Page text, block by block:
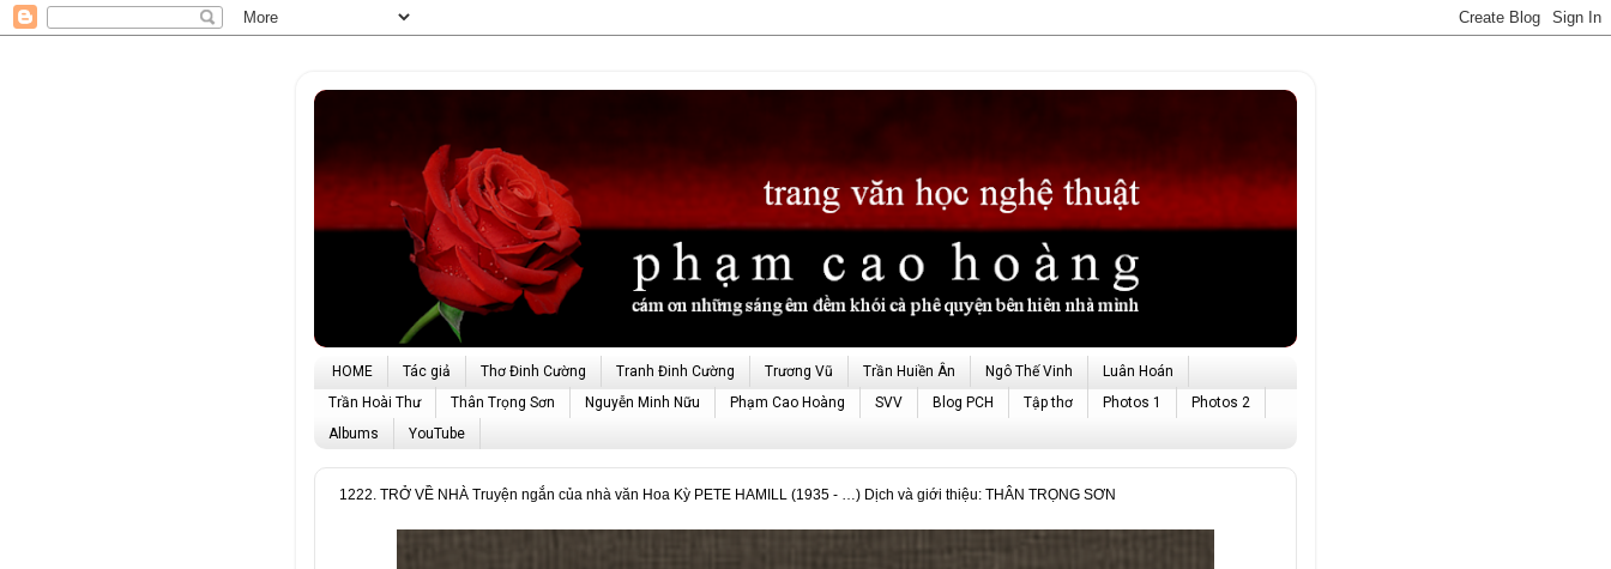
HOME Tác giả Thơ Đinh Cường Tranh Đinh Cường Trương Vũ Trần Huiền Ân Ngô Thế Vinh
Luân Hoán
Trần Hoài Thư
Thân Trọng Sơn Nguyễn Minh Nữu Phạm Cao Hoàng SVV Blog PCH Tập thơ Photos 1
Photos 2
Albums
YouTube
1222. TRỞ VỀ NHÀ Truyện ngắn của nhà văn Hoa Kỳ PETE HAMILL (1935 - …) Dịch và giới thiệu: THÂN TRỌNG SƠN